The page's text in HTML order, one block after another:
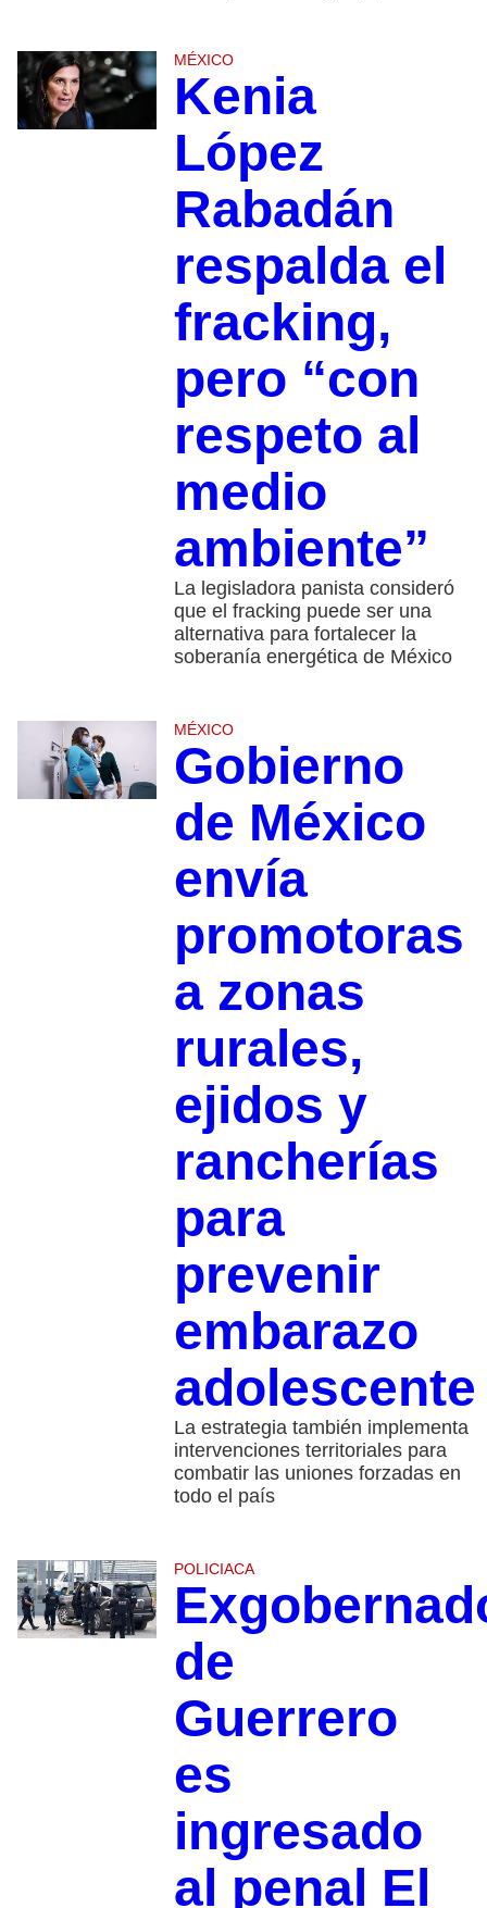
MÉXICO
Kenia
López
Rabadán
respalda el
fracking,
pero “con
respeto al
medio
ambiente”
La legisladora panista consideró
que el fracking puede ser una
alternativa para fortalecer la
soberanía energética de México
MÉXICO
Gobierno
de México
envía
promotoras
a zonas
rurales,
ejidos y
rancherías
para
prevenir
embarazo
adolescente
La estrategia también implementa
intervenciones territoriales para
combatir las uniones forzadas en
todo el país
POLICIACA
de
Guerrero
es
ingresado
al penal El